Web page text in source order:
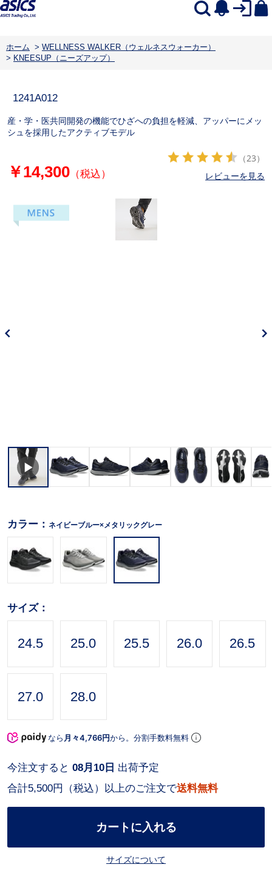
ホーム > WELLNESS WALKER（ウェルネスウォーカー）
> KNEESUP（ニーズアップ）
1241A012
産・学・医共同開発の機能でひざへの負担を軽減、アッパーにメッ
シュを採用したアクティブモデル
￥14,300（税込）
（23）
レビューを見る
カラー： ネイビーブルー×メタリックグレー
サイズ：
24.5 25.0 25.5 26.0 26.5
27.0 28.0
なら 月々4,766円から。分割手数料無料
合計5,500円（税込）以上のご注文で送料無料
今注文すると 08月10日 出荷予定
カートに入れる
サイズについて